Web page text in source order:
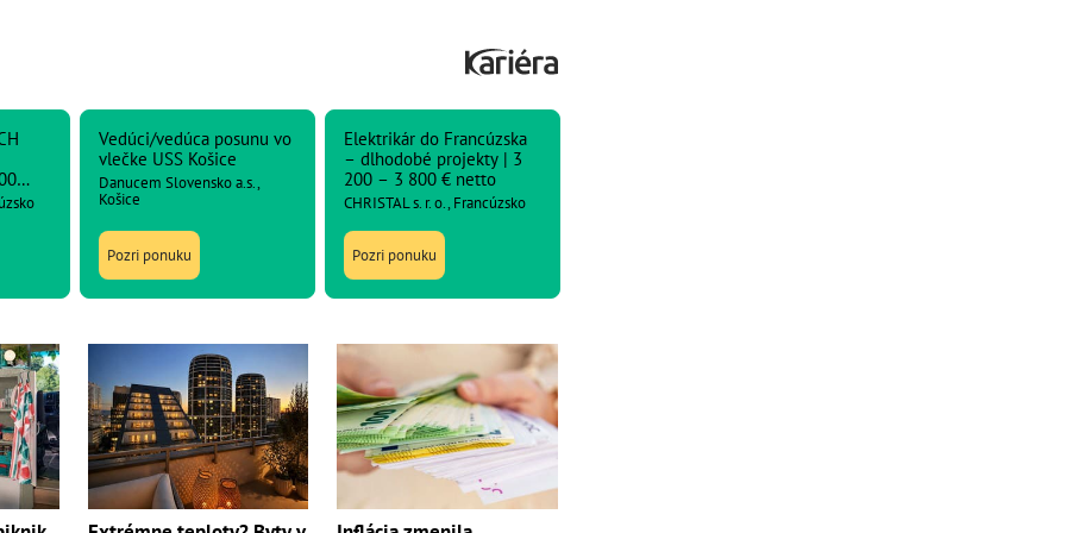
Vedúci/vedúca posunu vo
vlečke USS Košice
Danucem Slovensko a.s.,
Košice
Pozri ponuku
Elektrikár do Francúzska
– dlhodobé projekty | 3
200 – 3 800 € netto
CHRISTAL s. r. o., Francúzsko
Pozri ponuku